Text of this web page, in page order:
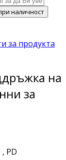
наличност
за продукта
на
за
PD